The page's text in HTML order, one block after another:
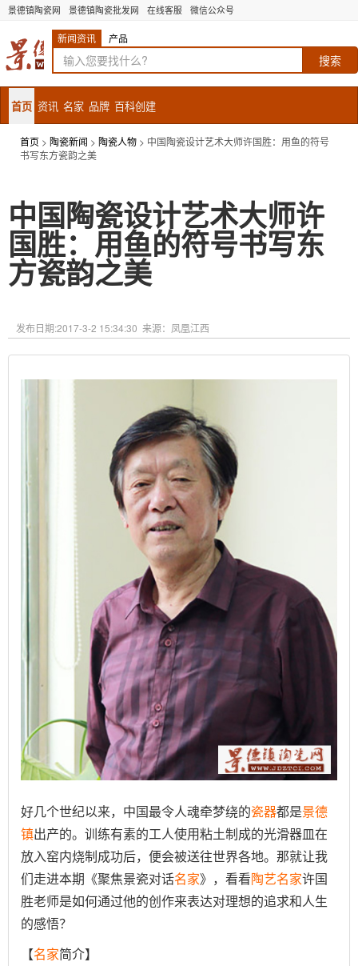
景德镇陶瓷网 景德镇陶瓷批发网 在线客服 微信公众号
新闻资讯 产品
首页 资讯 名家 品牌 百科创建
首页 > 陶瓷新闻 > 陶瓷人物 > 中国陶瓷设计艺术大师许国胜：用鱼的符号
书写东方瓷韵之美
中国陶瓷设计艺术大师许
国胜：用鱼的符号书写东
方瓷韵之美
发布日期:2017-3-2 15:34:30 来源：凤凰江西
好几个世纪以来，中国最令人魂牵梦绕的瓷器都是景德
镇出产的。训练有素的工人使用粘土制成的光滑器皿在
放入窑内烧制成功后，便会被送往世界各地。那就让我
们走进本期《聚焦景瓷对话名家》，看看陶艺名家许国
胜老师是如何通过他的创作来表达对理想的追求和人生
的感悟？
【名家简介】